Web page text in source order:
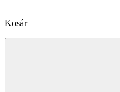
Kosár